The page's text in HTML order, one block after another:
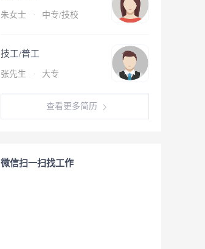
朱女士 · 中专/技校
技工/普工
张先生 · 大专
查看更多简历
微信扫一扫找工作